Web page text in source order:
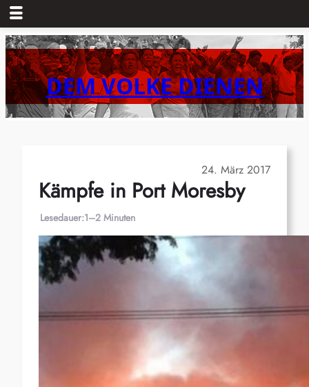
Zum
Inhalt
springenDEM VOLKE DIENEN
24. März 2017
Kämpfe in Port Moresby
Lesedauer:1–2 Minuten